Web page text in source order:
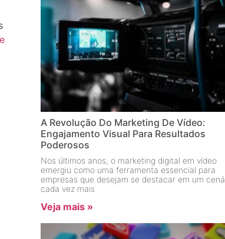
A Revolução Do Marketing De Vídeo:
Engajamento Visual Para Resultados
Poderosos
Nos últimos anos, o marketing digital em vídeo
emergiu como uma ferramenta essencial para
empresas que desejam se destacar em um
cada vez mais
Veja mais »